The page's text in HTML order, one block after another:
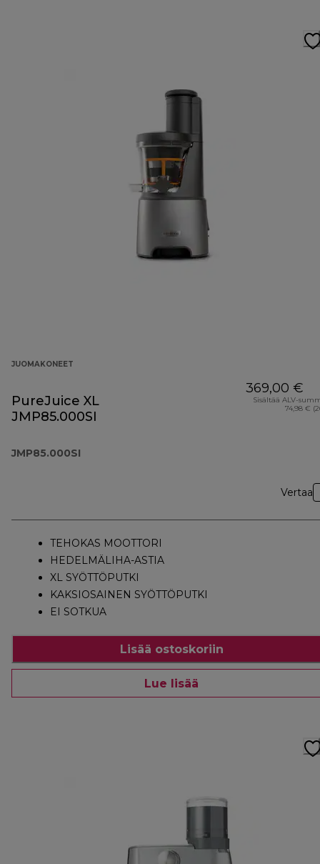
JUOMAKONEET
PureJuice XL
JMP85.000SI
JMP85.000SI
369,00 €
Sisältää ALV-
74,98 €
Vertaa
TEHOKAS MOOTTORI
HEDELMÄLIHA-ASTIA
XL SYÖTTÖPUTKI
KAKSIOSAINEN SYÖTTÖPUTKI
EI SOTKUA
Lisää ostoskoriin
Lue lisää